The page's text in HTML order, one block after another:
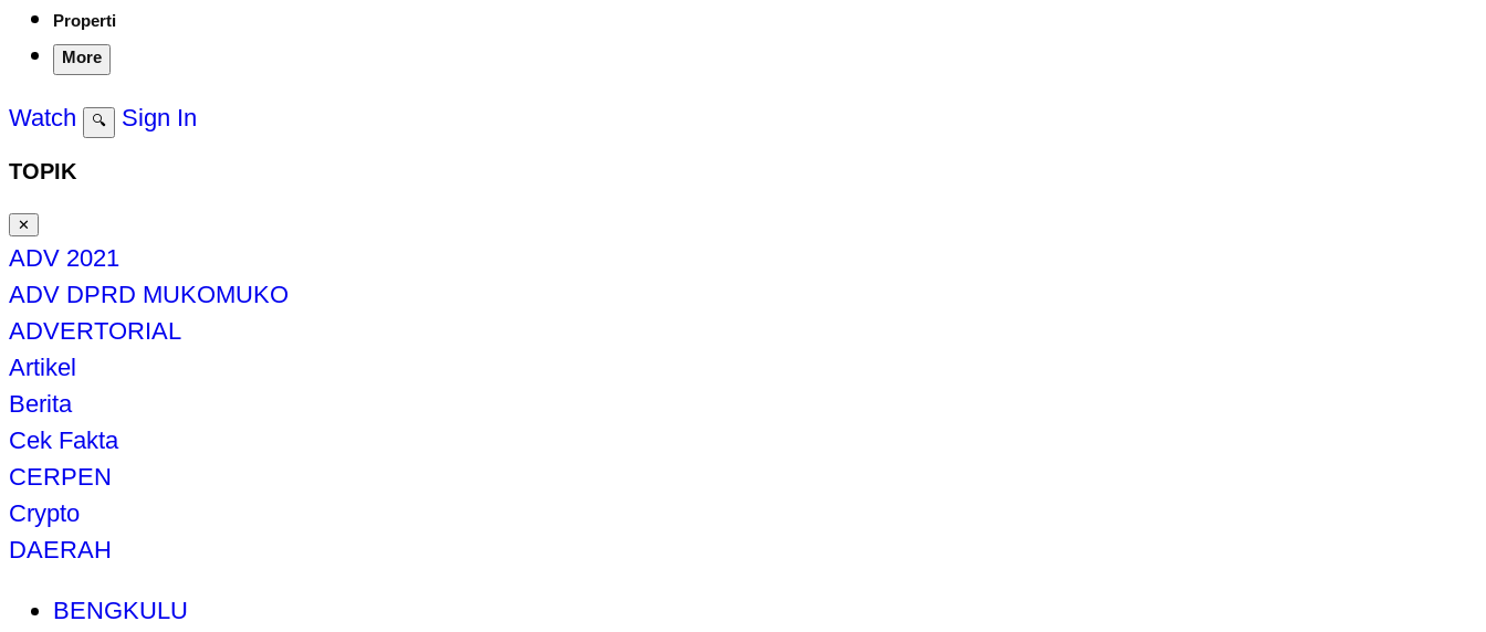
Properti
More
Watch 🔍 Sign In
TOPIK
✕
ADV 2021
ADV DPRD MUKOMUKO
ADVERTORIAL
Artikel
Berita
Cek Fakta
CERPEN
Crypto
DAERAH
BENGKULU